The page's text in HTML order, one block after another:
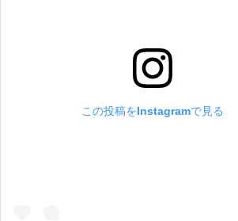
この投稿をInstagramで見る